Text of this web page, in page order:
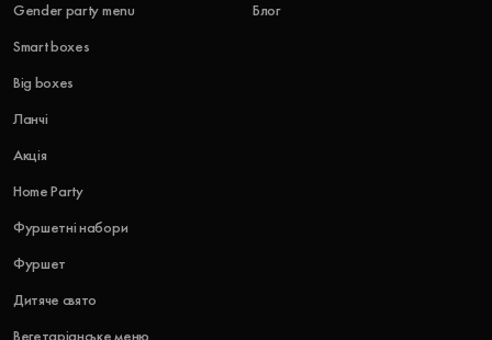
Gender party menu
Smart boxes
Big boxes
Ланчі
Акція
Home Party
Фуршетні набори
Фуршет
Дитяче свято
Вегетаріанське меню
Блог